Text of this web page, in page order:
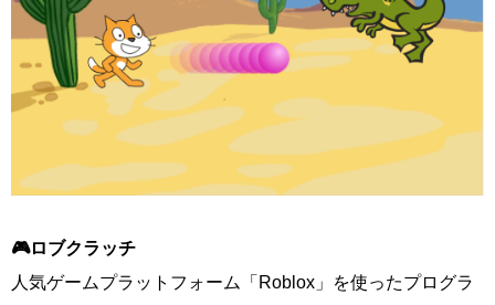
🎮ロブクラッチ
人気ゲームプラットフォーム「Roblox」を使ったプログラ